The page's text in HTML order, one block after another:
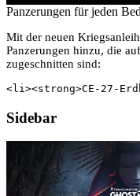
Panzerungen für jeden
Mit der neuen
Panzerungen hinzu, die
zugeschnitten sind:
<li><strong>CE-27-
Sidebar